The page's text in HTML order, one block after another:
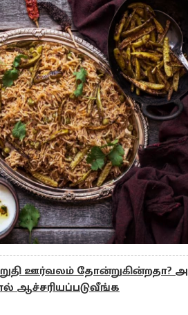
ஊர்வலம் தோன்றுகின்றதா?
ஆச்சரியப்படுவீங்க